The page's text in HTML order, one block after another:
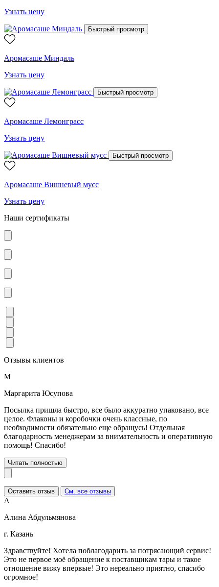
Узнать цену
Быстрый просмотр
Аромасаше Миндаль
Узнать цену
Быстрый просмотр
Аромасаше Лемонграсс
Узнать цену
Быстрый просмотр
Аромасаше Вишневый мусс
Узнать цену
Наши сертификаты
Отзывы клиентов
М
Маргарита Юсупова
Посылка пришла быстро, все было аккуратно упаковано, все
целое. Флаконы и коробочки очень классные, по
необходимости обязательно еще обращусь! Отдельная
благодарность менеджерам за внимательность и оперативную
помощь! Спасибо!
Читать полностью
Оставить отзыв См. все отзывы
А
Алина Абдульмянова
г. Казань
Здравствуйте! Хотела поблагодарить за потрясающий сервис!
Это не первое моё обращение к поставщикам тары и такое
отношение вижу впервые! Это нереально приятно, спасибо
огромное!